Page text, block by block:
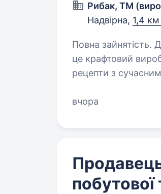
Рибак, ТМ
Надвірна, 1,4 км
Повна зайнятість.
це крафтовий
рецепти з
вчора
побутової